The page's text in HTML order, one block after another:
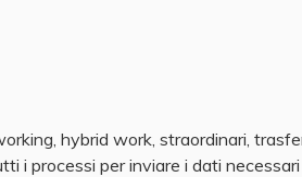
hybrid work, straordinari,
i processi per inviare i dati necessari